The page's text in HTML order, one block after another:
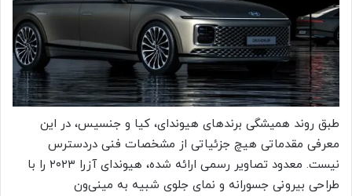
طبق روند همیشگی برندهای هیوندای، کیا و جنسیس، در این
معرفی مقدماتی هیچ جزئیاتی از مشخصات فنی دردسترس
نیست. معدود تصاویر رسمی ارائه شده، هیوندای آزرا ۲۰۲۳ را با
طراحی بیرونی جسورانه و نمای جلوی شبیه به مینی‌ون